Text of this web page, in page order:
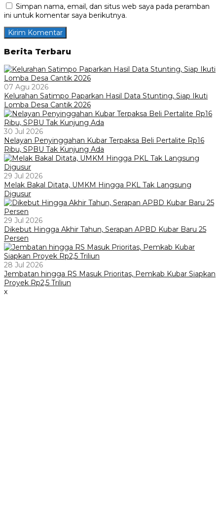
Simpan nama, email, dan situs web saya pada peramban
ini untuk komentar saya berikutnya.
Berita Terbaru
07 Agu 2026
Kelurahan Satimpo Paparkan Hasil Data Stunting, Siap Ikuti
Lomba Desa Cantik 2026
30 Jul 2026
Nelayan Penyinggahan Kubar Terpaksa Beli Pertalite Rp16
Ribu, SPBU Tak Kunjung Ada
29 Jul 2026
Melak Bakal Ditata, UMKM Hingga PKL Tak Langsung
Digusur
29 Jul 2026
Dikebut Hingga Akhir Tahun, Serapan APBD Kubar Baru 25
Persen
28 Jul 2026
Jembatan hingga RS Masuk Prioritas, Pemkab Kubar Siapkan
Proyek Rp2,5 Triliun
x